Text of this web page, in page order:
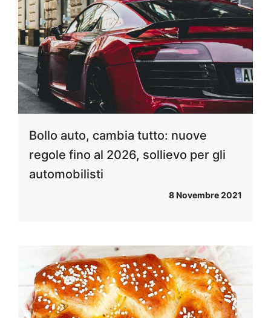
Bollo auto, cambia tutto: nuove
regole fino al 2026, sollievo per gli
automobilisti
8 Novembre 2021